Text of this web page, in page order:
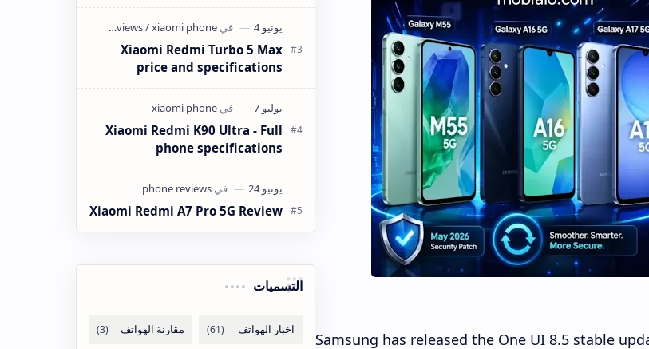
Samsung has released the One UI 8.5 stable
Xiaomi Redmi Turbo 5 Max
price and specifications
Xiaomi Redmi K90 Ultra - Full
phone specifications
Xiaomi Redmi A7 Pro 5G Review
التسميات